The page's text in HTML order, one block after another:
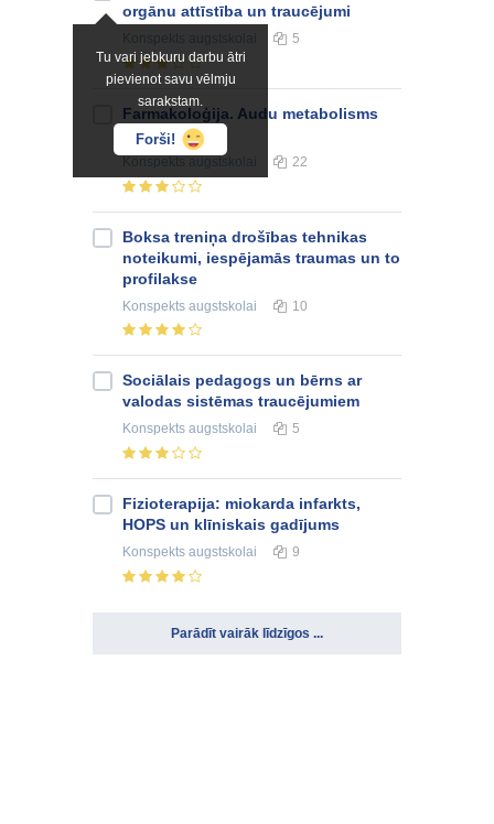
Tu vari jebkuru darbu ātri
pievienot savu vēlmju
sarakstam.
Forši!
orgānu attīstība un traucējumi
5
Farmakoloģija. Audu metabolisms
un attēli
22
Boksa treniņa drošības tehnikas
noteikumi, iespējamās traumas un to
profilakse
Konspekts augstskolai 10
Sociālais pedagogs un bērns ar
valodas sistēmas traucējumiem
Konspekts augstskolai 5
Fizioterapija: miokarda infarkts,
HOPS un klīniskais gadījums
Konspekts augstskolai 9
Parādīt vairāk līdzīgos ...